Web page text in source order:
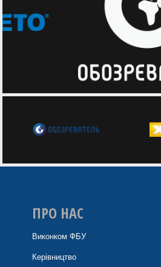
ПРО НАС
Виконком ФБУ
Керівництво